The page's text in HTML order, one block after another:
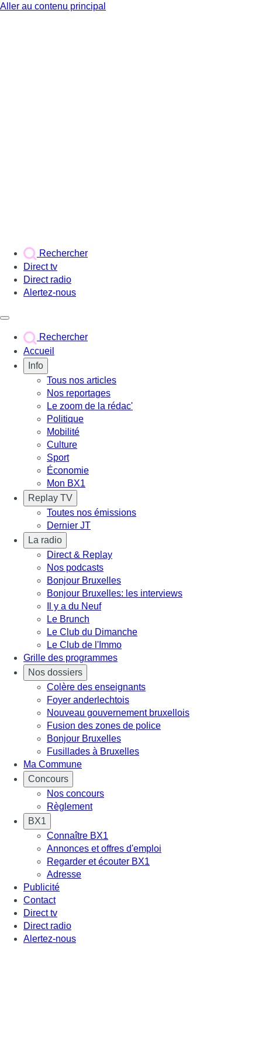
Aller au contenu principal
Rechercher
Direct tv
Direct radio
Alertez-nous
Rechercher
Accueil
Info
Tous nos articles
Nos reportages
Le zoom de la rédac'
Politique
Mobilité
Culture
Sport
Économie
Mon BX1
Replay TV
Toutes nos émissions
Dernier JT
La radio
Direct & Replay
Nos podcasts
Bonjour Bruxelles
Bonjour Bruxelles: les interviews
Il y a du Neuf
Le Brunch
Le Club du Dimanche
Le Club de l'Immo
Grille des programmes
Nos dossiers
Colère des enseignants
Foyer anderlechtois
Nouveau gouvernement bruxellois
Fusion des zones de police
Bonjour Bruxelles
Fusillades à Bruxelles
Ma Commune
Concours
Nos concours
Règlement
BX1
Connaître BX1
Annonces et offres d'emploi
Regarder et écouter BX1
Adresse
Publicité
Contact
Direct tv
Direct radio
Alertez-nous